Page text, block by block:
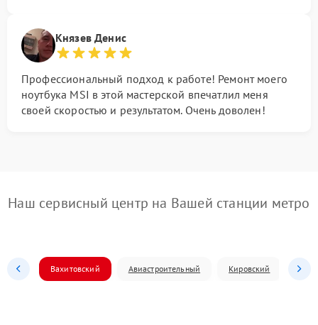
Князев Денис
Профессиональный подход к работе! Ремонт моего
ноутбука MSI в этой мастерской впечатлил меня
своей скоростью и результатом. Очень доволен!
Наш сервисный центр на Вашей станции метро
Вахитовский Авиастроительный Кировский